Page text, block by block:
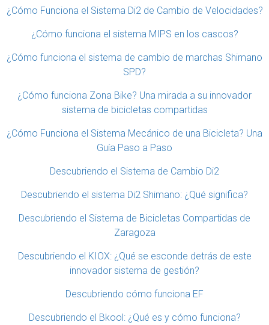
¿Cómo Funciona el Sistema Di2 de Cambio de Velocidades?
¿Cómo funciona el sistema MIPS en los cascos?
¿Cómo funciona el sistema de cambio de marchas Shimano
SPD?
¿Cómo funciona Zona Bike? Una mirada a su innovador
sistema de bicicletas compartidas
¿Cómo Funciona el Sistema Mecánico de una Bicicleta? Una
Guía Paso a Paso
Descubriendo el Sistema de Cambio Di2
Descubriendo el sistema Di2 Shimano: ¿Qué significa?
Descubriendo el Sistema de Bicicletas Compartidas de
Zaragoza
Descubriendo el KIOX: ¿Qué se esconde detrás de este
innovador sistema de gestión?
Descubriendo cómo funciona EF
Descubriendo el Bkool: ¿Qué es y cómo funciona?